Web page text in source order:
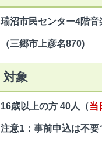
瑞沼市民センター4階音
（三郷市上彦名870)
対象
16歳以上の方 40人（当
注意1：事前申込は不要